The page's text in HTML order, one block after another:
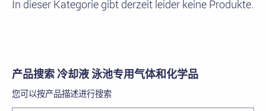
In dieser Kategorie gibt derzeit leider keine Produkte.
产品搜索 冷却液 泳池专用气体和化学品
您可以按产品描述进行搜索